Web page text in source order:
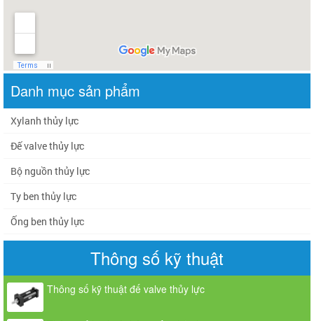
Danh mục sản phẩm
Xylanh thủy lực
Đế valve thủy lực
Bộ nguồn thủy lực
Ty ben thủy lực
Ống ben thủy lực
Thông số kỹ thuật
Thông số kỹ thuật đế valve thủy lực